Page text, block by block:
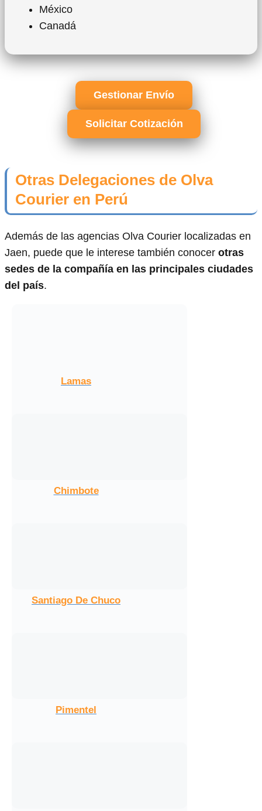
México
Canadá
Gestionar Envío
Solicitar Cotización
Otras Delegaciones de Olva
Courier en Perú
Además de las agencias Olva Courier localizadas en
Jaen, puede que le interese también conocer otras
sedes de la compañía en las principales ciudades
del país.
Lamas
Chimbote
Santiago De Chuco
Pimentel